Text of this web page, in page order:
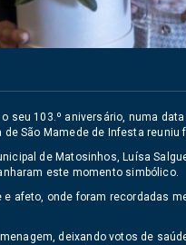
seu 103.º aniversário, numa
São Mamede de Infesta
de Matosinhos, Luísa
este momento simbólico.
afeto, onde foram recordadas
deixando votos de